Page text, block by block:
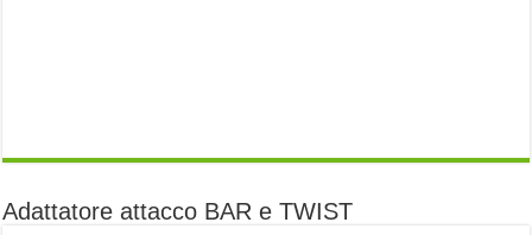
Adattatore attacco BAR e TWIST